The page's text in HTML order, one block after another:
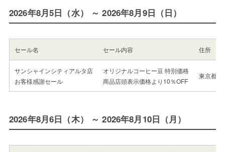
2026年8月5日（水） ～ 2026年8月9日（日）
セール名 セール内容 住所
サンシャインシティアルタ店
お客様感謝セール
オリジナルコーヒー豆 特別価格
商品店頭表示価格より10％OFF
東京都
2026年8月6日（木） ～ 2026年8月10日（月）